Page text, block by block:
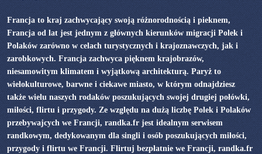
Francja to kraj zachwycający swoją różnorodnością i pieknem,
Francja od lat jest jednym z głównych kierunków migracji Polek i
Polaków zarówno w celach turystycznych i krajoznawczych, jak i
zarobkowych. Francja zachwyca pięknem krajobrazów,
niesamowitym klimatem i wyjątkową architekturą. Paryż to
wielokulturowe, barwne i ciekawe miasto, w którym odnajdziesz
także wielu naszych rodaków poszukujących swojej drugiej połówki,
miłości, flirtu i przygody. Ze względu na dużą liczbę Polek i Polaków
przebywajcych we Francji, randka.fr jest idealnym serwisem
randkowym, dedykowanym dla singli i osób poszukujących miłości,
przygody i flirtu we Francji. Flirtuj bezpłatnie we Francji, randka.fr